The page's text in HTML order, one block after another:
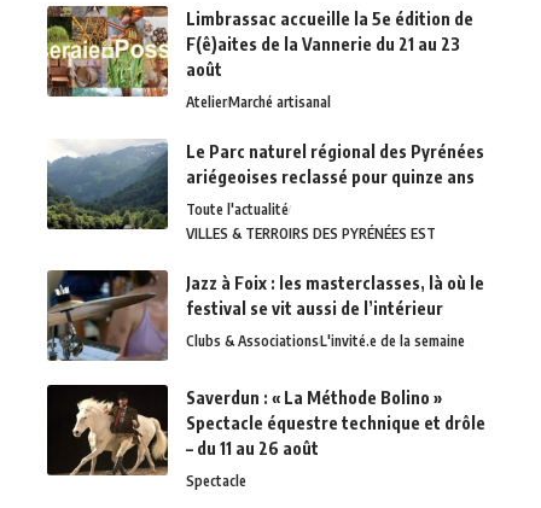
Limbrassac accueille la 5e édition de
F(ê)aites de la Vannerie du 21 au 23
août
AtelierMarché artisanal
Le Parc naturel régional des Pyrénées
ariégeoises reclassé pour quinze ans
Toute l'actualité
VILLES & TERROIRS DES PYRÉNÉES EST
Jazz à Foix : les masterclasses, là où le
festival se vit aussi de l’intérieur
Clubs & AssociationsL'invité.e de la semaine
Saverdun : « La Méthode Bolino »
Spectacle équestre technique et drôle
– du 11 au 26 août
Spectacle